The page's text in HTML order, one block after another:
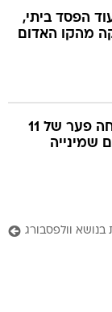
הפסד ביתי,
מהקו האדום
באיירן מינכן פתחה פער של 11
שמינייה
בנושא וולפסבורג